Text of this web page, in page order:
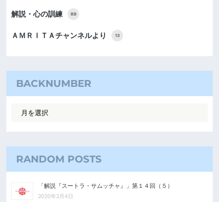
解説・心の訓練 89
ＡＭＲＩＴＡチャンネルより 13
BACKNUMBER
RANDOM POSTS
「解説『スートラ・サムッチャ』」第１４回（５）
2020年2月4日